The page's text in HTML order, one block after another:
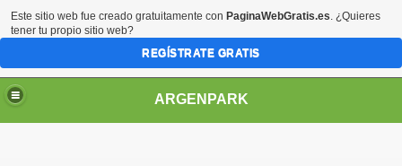
ARGENPARK
Este sitio web fue creado gratuitamente con PaginaWebGratis.es. ¿Quieres
tener tu propio sitio web?
REGÍSTRATE GRATIS